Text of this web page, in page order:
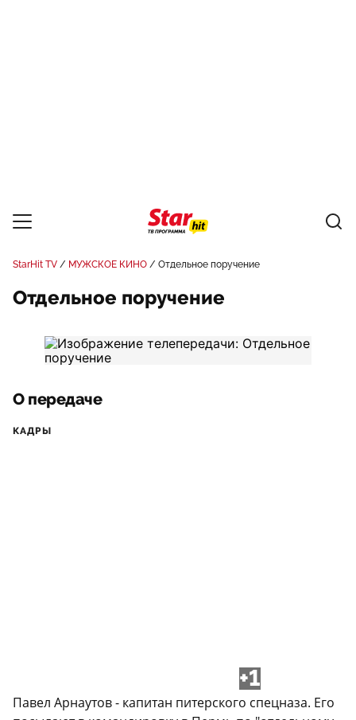
StarHit TV МУЖСКОЕ КИНО Отдельное поручение
Отдельное поручение
О передаче
КАДРЫ
+1
Павел Арнаутов - капитан питерского спецназа. Его